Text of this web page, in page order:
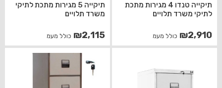
תיקייה טנדו 4 מגירות מתכת
לתיקי משרד תלויים
₪2,910 כולל מעמ
תיקייה 5 מגירות מתכת לתיקי
משרד תלויים
₪2,115 כולל מעמ